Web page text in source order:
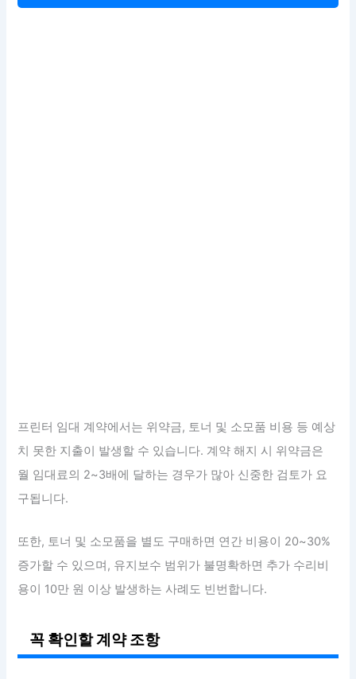
프린터 임대 계약에서는 위약금, 토너 및 소모품 비용 등 예상
치 못한 지출이 발생할 수 있습니다. 계약 해지 시 위약금은
월 임대료의 2~3배에 달하는 경우가 많아 신중한 검토가 요
구됩니다.
또한, 토너 및 소모품을 별도 구매하면 연간 비용이 20~30%
증가할 수 있으며, 유지보수 범위가 불명확하면 추가 수리비
용이 10만 원 이상 발생하는 사례도 빈번합니다.
꼭 확인할 계약 조항